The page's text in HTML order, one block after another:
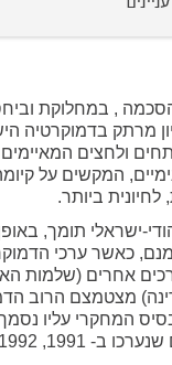
, במחלוקת
מרתק בדמוקרטיה
ולחצים
המקשים על
לחיונית ביותר.
ישראלי תומך,
כאשר ערכי
אחרים (שלמות
מצטמצם הרוב
המחקרי עליו
1992, 1994 ו- 1995.